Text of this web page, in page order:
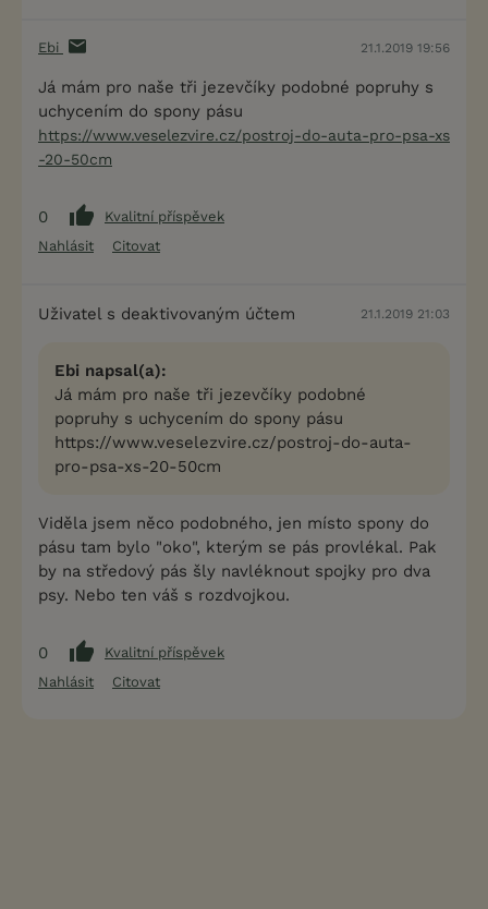
Ebi 21.1.2019 19:56
Já mám pro naše tři jezevčíky podobné popruhy s
uchycením do spony pásu
https://www.veselezvire.cz/postroj-do-auta-pro-psa-xs
-20-50cm
0
Kvalitní příspěvek
Nahlásit
Citovat
Uživatel s deaktivovaným účtem 21.1.2019 21:03
Ebi napsal(a):
Já mám pro naše tři jezevčíky podobné
popruhy s uchycením do spony pásu
https://www.veselezvire.cz/postroj-do-auta-
pro-psa-xs-20-50cm
Viděla jsem něco podobného, jen místo spony do
pásu tam bylo "oko", kterým se pás provlékal. Pak
by na středový pás šly navléknout spojky pro dva
psy. Nebo ten váš s rozdvojkou.
0
Kvalitní příspěvek
Nahlásit
Citovat